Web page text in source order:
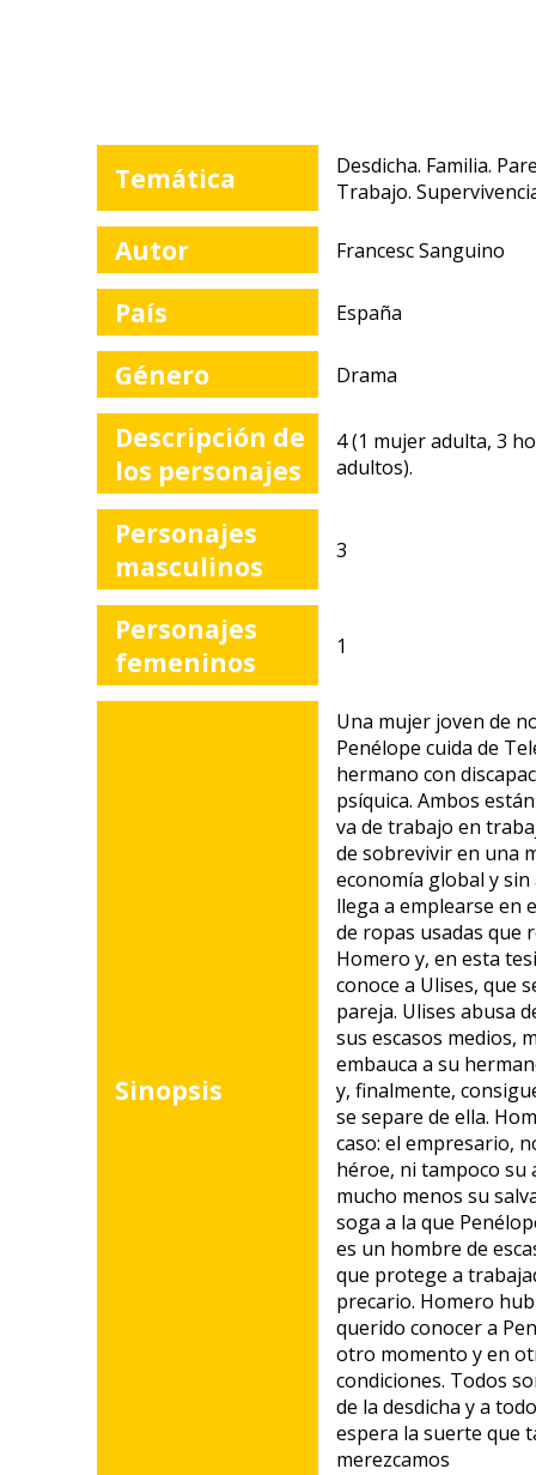
Temática
Desdicha. Familia.
Trabajo.
Autor Francesc Sanguino
País España
Género Drama
Descripción de
los personajes
4 (1 mujer adulta, 3
adultos).
Personajes
masculinos
3
Personajes
femeninos
1
Sinopsis
Una mujer joven de
Penélope cuida de
hermano con
psíquica. Ambos
va de trabajo en
de sobrevivir en una
economía global y sin
llega a emplearse en
de ropas usadas que
Homero y, en esta
conoce a Ulises, que
pareja. Ulises abusa
sus escasos medios,
embauca a su
y, finalmente,
se separe de ella.
caso: el empresario,
héroe, ni tampoco su
mucho menos su
soga a la que
es un hombre de
que protege a
precario. Homero
querido conocer a
otro momento y en
condiciones. Todos
de la desdicha y a
espera la suerte que
merezcamos